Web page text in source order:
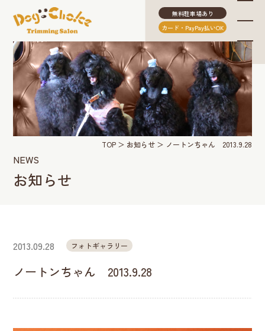
無料駐車場あり
カード・PayPay払いOK
TOP お知らせ ノートンちゃん 2013.9.28
NEWS
お知らせ
2013.09.28 フォトギャラリー
ノートンちゃん 2013.9.28